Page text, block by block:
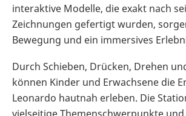
interaktive Modelle, die exakt nach
Zeichnungen gefertigt wurden,
Bewegung und ein immersives
Durch Schieben, Drücken, Drehen
können Kinder und Erwachsene die
Leonardo hautnah erleben. Die